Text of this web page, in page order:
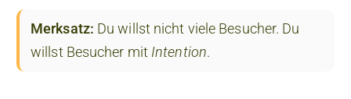
Merksatz: Du willst nicht viele Besucher. Du
willst Besucher mit Intention.